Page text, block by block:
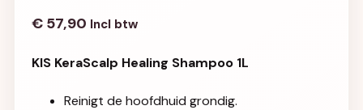
€ 57,90 Incl btw
KIS KeraScalp Healing Shampoo 1L
Reinigt de hoofdhuid grondig.